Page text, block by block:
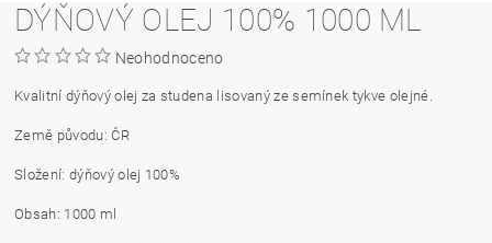
DÝŇOVÝ OLEJ 100% 1000 ML
Neohodnoceno
Kvalitní dýňový olej za studena lisovaný ze semínek tykve olejné.
Země původu: ČR
Složení: dýňový olej 100%
Obsah: 1000 ml